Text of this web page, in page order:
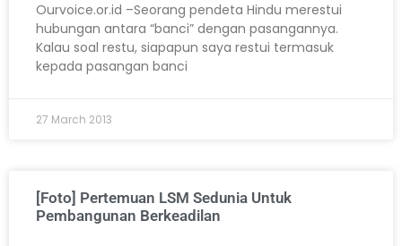
Ourvoice.or.id –Seorang pendeta Hindu merestui
hubungan antara “banci” dengan pasangannya.
Kalau soal restu, siapapun saya restui termasuk
kepada pasangan banci
27 March 2013
[Foto] Pertemuan LSM Sedunia Untuk
Pembangunan Berkeadilan